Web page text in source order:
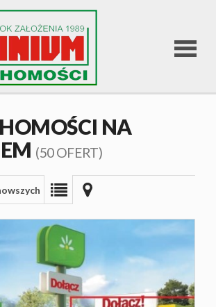
STRONA
OFERTA
NA
(50 OFERT)